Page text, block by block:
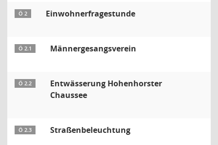
Ö 2 Einwohnerfragestunde
Ö 2.1 Männergesangsverein
Ö 2.2
Entwässerung Hohenhorster
Chaussee
Ö 2.3 Straßenbeleuchtung